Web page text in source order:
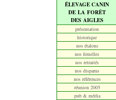
ÉLEVAGE CANIN
DE LA FORÊT
DES AIGLES
présentation
historique
nos étalons
nos femelles
nos retraités
nos disparus
nos références
réunion 2005
pub & média